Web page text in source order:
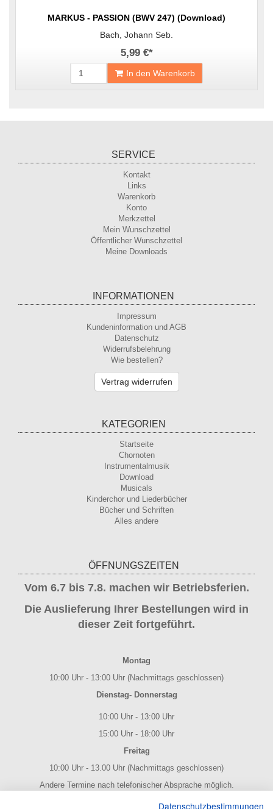
MARKUS - PASSION (BWV 247) (Download)
Bach, Johann Seb.
5,99 €*
In den Warenkorb
SERVICE
Kontakt
Links
Warenkorb
Konto
Merkzettel
Mein Wunschzettel
Öffentlicher Wunschzettel
Meine Downloads
INFORMATIONEN
Impressum
Kundeninformation und AGB
Datenschutz
Widerrufsbelehrung
Wie bestellen?
Vertrag widerrufen
KATEGORIEN
Startseite
Chornoten
Instrumentalmusik
Download
Musicals
Kinderchor und Liederbücher
Bücher und Schriften
Alles andere
ÖFFNUNGSZEITEN
Vom 6.7 bis 7.8. machen wir Betriebsferien.
Die Auslieferung Ihrer Bestellungen wird in
dieser Zeit fortgeführt.
Montag
10:00 Uhr - 13:00 Uhr (Nachmittags geschlossen)
Dienstag- Donnerstag
10:00 Uhr - 13:00 Uhr
15:00 Uhr - 18:00 Uhr
Freitag
10:00 Uhr - 13.00 Uhr (Nachmittags geschlossen)
Andere Termine nach telefonischer Absprache möglich.
NOTENPOST BY ERES EditionDatenschutzbestimmungen